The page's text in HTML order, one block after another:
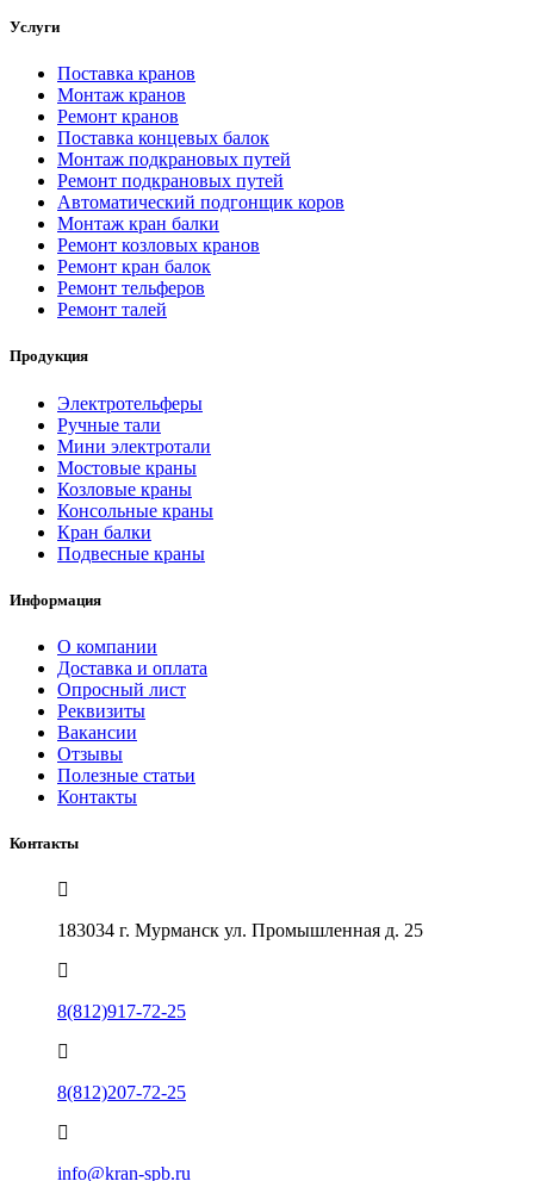
Услуги
Поставка кранов
Монтаж кранов
Ремонт кранов
Поставка концевых балок
Монтаж подкрановых путей
Ремонт подкрановых путей
Автоматический подгонщик коров
Монтаж кран балки
Ремонт козловых кранов
Ремонт кран балок
Ремонт тельферов
Ремонт талей
Продукция
Электротельферы
Ручные тали
Мини электротали
Мостовые краны
Козловые краны
Консольные краны
Кран балки
Подвесные краны
Информация
О компании
Доставка и оплата
Опросный лист
Реквизиты
Вакансии
Отзывы
Полезные статьи
Контакты
Контакты
183034 г. Мурманск ул. Промышленная д. 25
8(812)917-72-25
8(812)207-72-25
info@kran-spb.ru